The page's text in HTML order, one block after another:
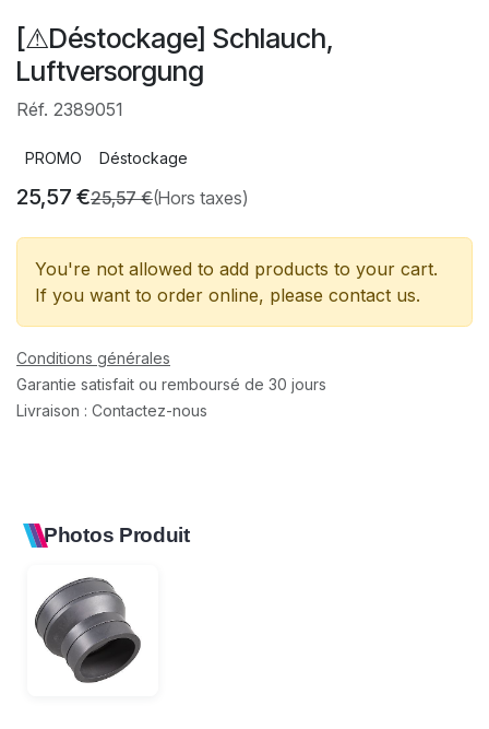
[⚠Déstockage] Schlauch,
Luftversorgung
Réf. 2389051
PROMO Déstockage
25,57 €25,57€(Hors taxes)
You're not allowed to add products to your cart.
If you want to order online, please contact us.
Conditions générales
Garantie satisfait ou remboursé de 30 jours
Livraison : Contactez-nous
Photos Produit